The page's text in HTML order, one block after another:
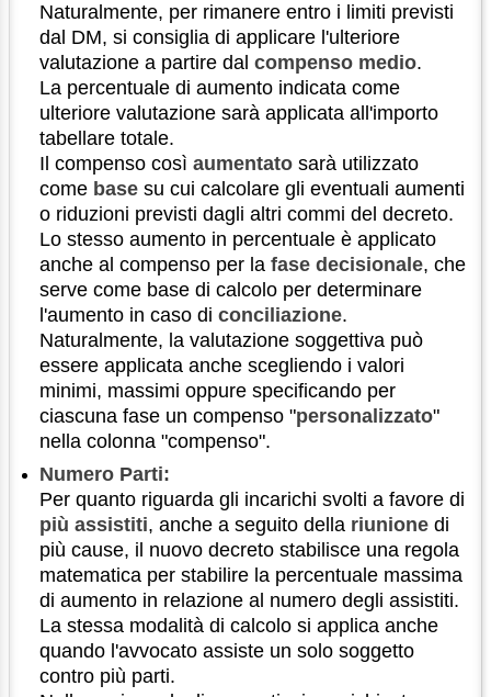
Naturalmente, per rimanere entro i limiti previsti
dal DM, si consiglia di applicare l'ulteriore
valutazione a partire dalcompenso medio.
La percentuale di aumento indicata come
ulteriore valutazione sarà applicata all'importo
tabellare totale.
Il compenso cosìaumentato sarà utilizzato
come base su cui calcolare gli eventuali aumenti
o riduzioni previsti dagli altri commi del decreto.
Lo stesso aumento in percentuale è applicato
anche al compenso per lafase decisionale, che
serve come base di calcolo per determinare
l'aumento in caso diconciliazione.
Naturalmente, la valutazione soggettiva può
essere applicata anche scegliendo i valori
minimi, massimi oppure specificando per
ciascuna fase un compenso "personalizzato"
nella colonna "compenso".
Numero Parti:
Per quanto riguarda gli incarichi svolti a favore di
più assistiti, anche a seguito della riunione di
più cause, il nuovo decreto stabilisce una regola
matematica per stabilire la percentuale massima
di aumento in relazione al numero degli assistiti.
La stessa modalità di calcolo si applica anche
quando l'avvocato assiste un solo soggetto
contro più parti.